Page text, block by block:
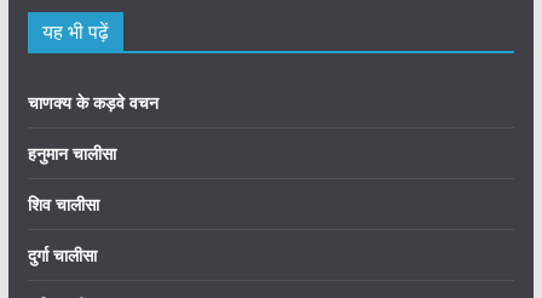
यह भी पढ़ें
चाणक्य के कड़वे वचन
हनुमान चालीसा
शिव चालीसा
दुर्गा चालीसा